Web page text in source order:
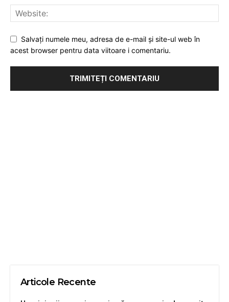
Salvați numele meu, adresa de e-mail și site-ul web în
acest browser pentru data viitoare i comentariu.
Articole Recente